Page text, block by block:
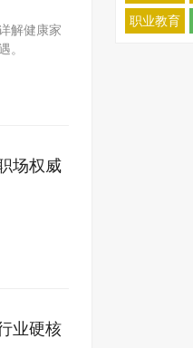
解健康家
。
场权威
业硬核
职业教育